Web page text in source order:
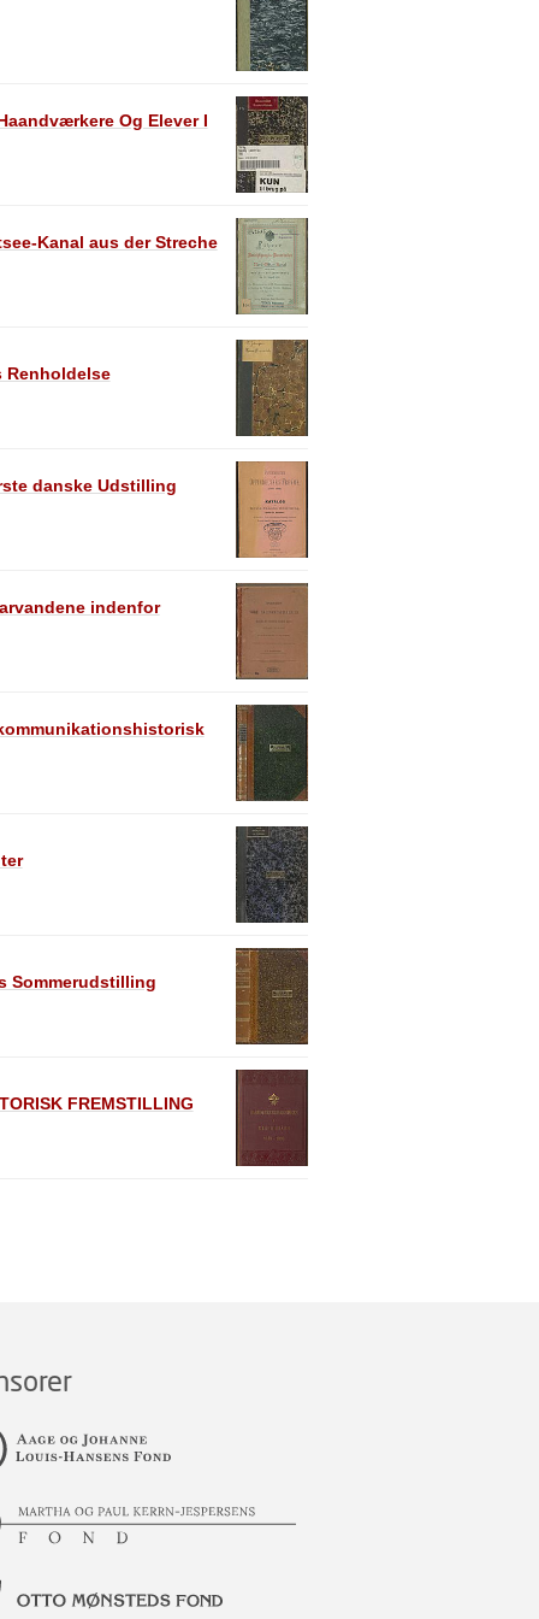
Og Elever I
Kanal aus der Streche
Renholdelse
danske Udstilling
indenfor
Sommerudstilling
FREMSTILLING